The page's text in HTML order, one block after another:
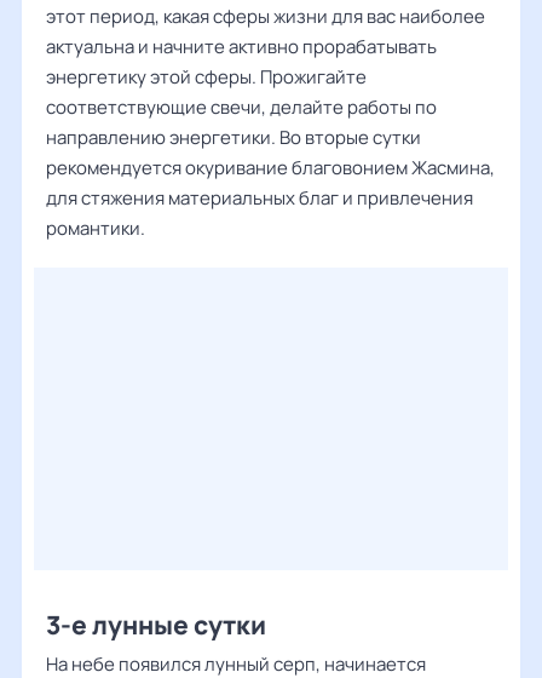
этот период, какая сферы жизни для вас наиболее
актуальна и начните активно прорабатывать
энергетику этой сферы. Прожигайте
соответствующие свечи, делайте работы по
направлению энергетики. Во вторые сутки
рекомендуется окуривание благовонием Жасмина,
для стяжения материальных благ и привлечения
романтики.
3-е лунные сутки
На небе появился лунный серп, начинается